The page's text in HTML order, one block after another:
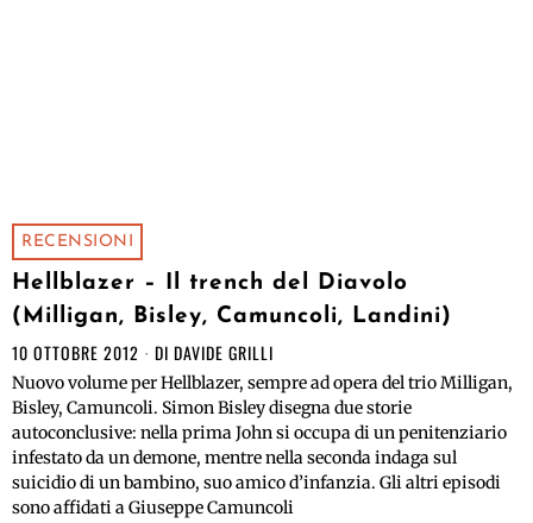
RECENSIONI
Hellblazer – Il trench del Diavolo
(Milligan, Bisley, Camuncoli, Landini)
10 OTTOBRE 2012 DI DAVIDE GRILLI
Nuovo volume per Hellblazer, sempre ad opera del trio Milligan,
Bisley, Camuncoli. Simon Bisley disegna due storie
autoconclusive: nella prima John si occupa di un penitenziario
infestato da un demone, mentre nella seconda indaga sul
suicidio di un bambino, suo amico d’infanzia. Gli altri episodi
sono affidati a Giuseppe Camuncoli